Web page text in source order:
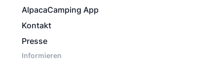
AlpacaCamping App
Kontakt
Presse
Informieren